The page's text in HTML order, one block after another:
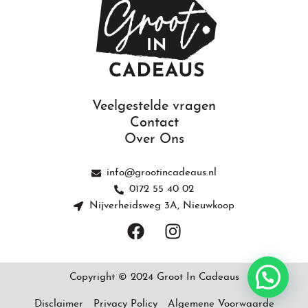
Veelgestelde vragen
Contact
Over Ons
info@grootincadeaus.nl
0172 55 40 02
Nijverheidsweg 3A, Nieuwkoop
F
a
e
I
n
t
Copyright © 2024 Groot In Cadeaus
Disclaimer Privacy Policy Algemene Voorwaarde